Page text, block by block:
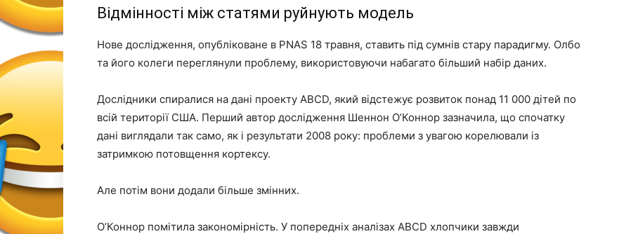
Відмінності між статями руйнують модель
Нове дослідження, опубліковане в PNAS 18 травня, ставить під сумнів стару парадигму. Олбо
та його колеги переглянули проблему, використовуючи набагато більший набір даних.
Дослідники спиралися на дані проекту ABCD, який відстежує розвиток понад 11 000 дітей по
всій території США. Перший автор дослідження Шеннон О’Коннор зазначила, що спочатку
дані виглядали так само, як і результати 2008 року: проблеми з увагою корелювали із
затримкою потовщення кортексу.
Але потім вони додали більше змінних.
О’Коннор помітила закономірність. У попередніх аналізах ABCD хлопчики завжди